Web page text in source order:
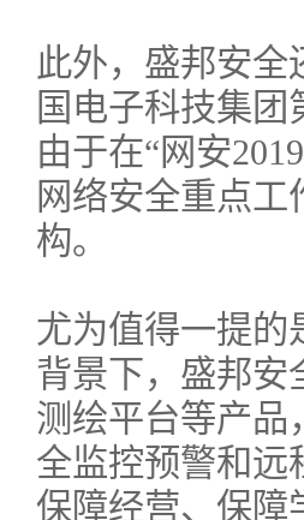
此外，盛邦安
国电子科技集
由于在“网安
网络安全重点
构。
尤为值得一提的
背景下，盛邦安
测绘平台等产品
全监控预警和远
保障经营、保障